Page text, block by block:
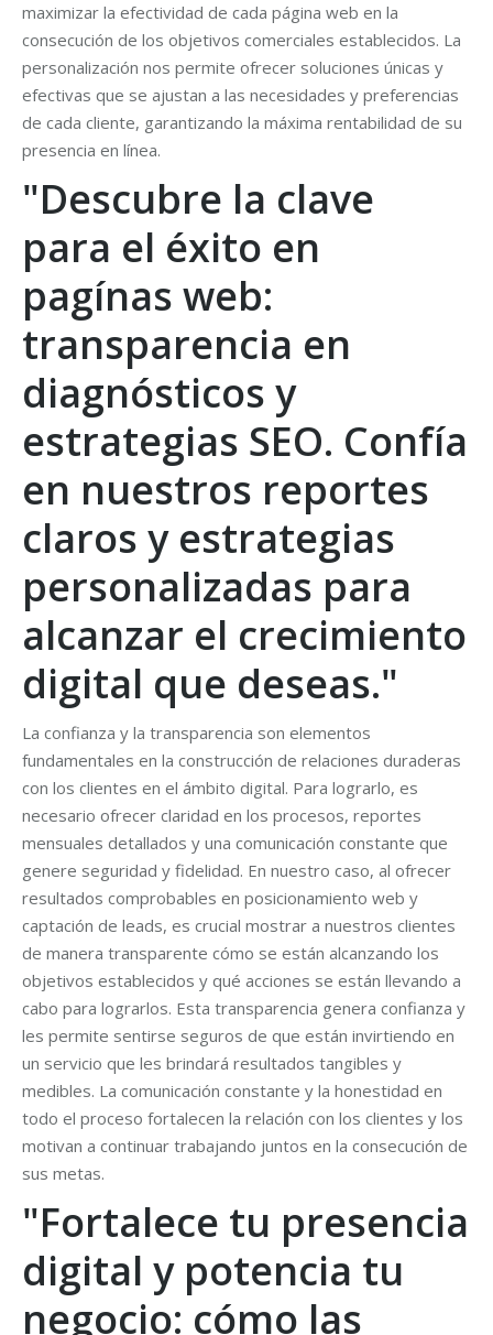
maximizar la efectividad de cada página web en la
consecución de los objetivos comerciales establecidos. La
personalización nos permite ofrecer soluciones únicas y
efectivas que se ajustan a las necesidades y preferencias
de cada cliente, garantizando la máxima rentabilidad de su
presencia en línea.
"Descubre la clave
para el éxito en
pagínas web:
transparencia en
diagnósticos y
estrategias SEO. Confía
en nuestros reportes
claros y estrategias
personalizadas para
alcanzar el crecimiento
digital que deseas."
La confianza y la transparencia son elementos
fundamentales en la construcción de relaciones duraderas
con los clientes en el ámbito digital. Para lograrlo, es
necesario ofrecer claridad en los procesos, reportes
mensuales detallados y una comunicación constante que
genere seguridad y fidelidad. En nuestro caso, al ofrecer
resultados comprobables en posicionamiento web y
captación de leads, es crucial mostrar a nuestros clientes
de manera transparente cómo se están alcanzando los
objetivos establecidos y qué acciones se están llevando a
cabo para lograrlos. Esta transparencia genera confianza y
les permite sentirse seguros de que están invirtiendo en
un servicio que les brindará resultados tangibles y
medibles. La comunicación constante y la honestidad en
todo el proceso fortalecen la relación con los clientes y los
motivan a continuar trabajando juntos en la consecución de
sus metas.
"Fortalece tu presencia
digital y potencia tu
negocio: cómo las